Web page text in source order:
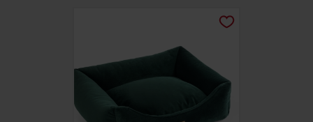
otrzymanymi od Ciebie lub uzyskanymi podczas